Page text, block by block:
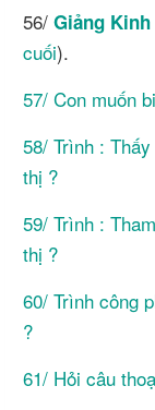
56/ Giảng Kinh
cuối).
57/ Con muốn
58/ Trình :
thị ?
59/ Trình :
thị ?
60/ Trình công
?
61/ Hỏi câu